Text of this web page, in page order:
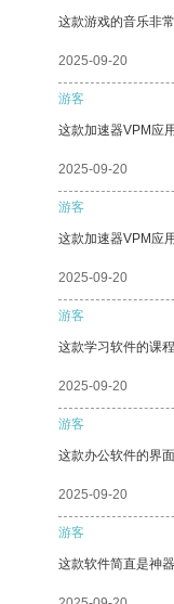
这款游戏的音乐非
2025-09-20
游客
这款加速器VPM应
2025-09-20
游客
这款加速器VPM应
2025-09-20
游客
这款学习软件的课
2025-09-20
游客
这款办公软件的界
2025-09-20
游客
这款软件简直是神